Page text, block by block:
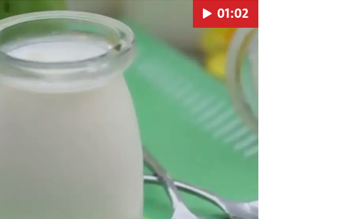
01:02